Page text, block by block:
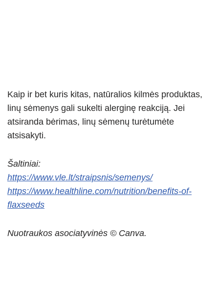
Kaip ir bet kuris kitas, natūralios kilmės produktas,
linų sėmenys gali sukelti alerginę reakciją. Jei
atsiranda bėrimas, linų sėmenų turėtumėte
atsisakyti.
Šaltiniai:
https://www.vle.lt/straipsnis/semenys/
https://www.healthline.com/nutrition/benefits-of-
flaxseeds
Nuotraukos asociatyvinės © Canva.